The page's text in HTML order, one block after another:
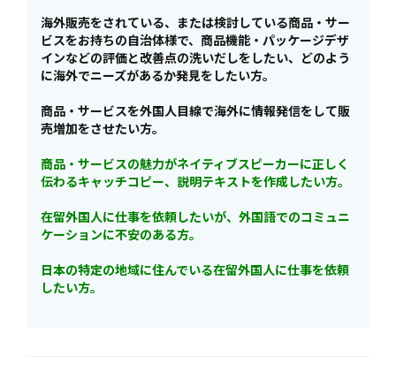
海外販売をされている、または検討している商品・サー
ビスをお持ちの自治体様で、商品機能・パッケージデザ
インなどの評価と改善点の洗いだしをしたい、どのよう
に海外でニーズがあるか発見をしたい方。
商品・サービスを外国人目線で海外に情報発信をして販
売増加をさせたい方。
商品・サービスの魅力がネイティブスピーカーに正しく
伝わるキャッチコピー、説明テキストを作成したい方。
在留外国人に仕事を依頼したいが、外国語でのコミュニ
ケーションに不安のある方。
日本の特定の地域に住んでいる在留外国人に仕事を依頼
したい方。